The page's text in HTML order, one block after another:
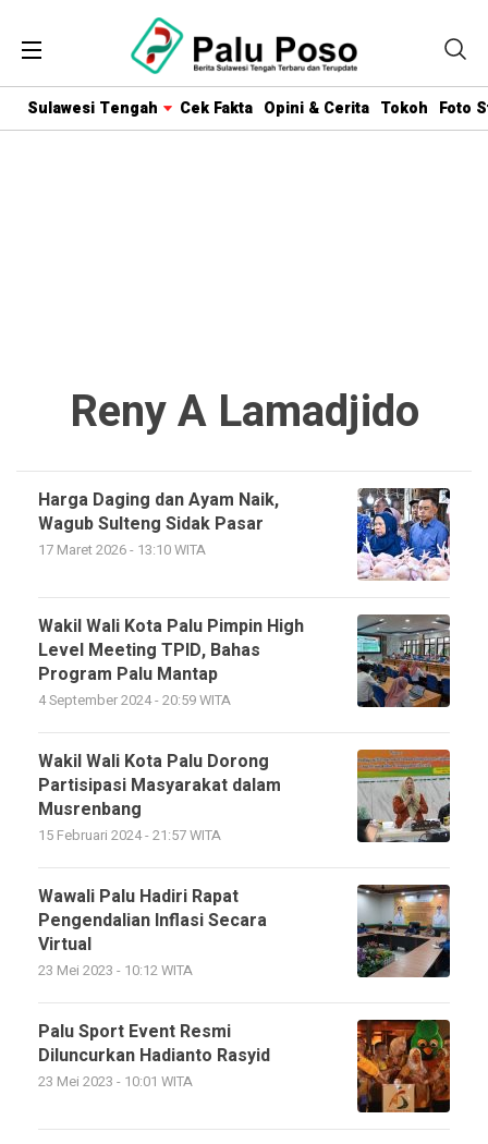
Sulawesi Tengah Cek Fakta Opini & Cerita Tokoh Foto
Reny A Lamadjido
Harga Daging dan Ayam Naik,
Wagub Sulteng Sidak Pasar
17 Maret 2026 - 13:10 WITA
Wakil Wali Kota Palu Pimpin High
Level Meeting TPID, Bahas
Program Palu Mantap
4 September 2024 - 20:59 WITA
Wakil Wali Kota Palu Dorong
Partisipasi Masyarakat dalam
Musrenbang
15 Februari 2024 - 21:57 WITA
Wawali Palu Hadiri Rapat
Pengendalian Inflasi Secara
Virtual
23 Mei 2023 - 10:12 WITA
Palu Sport Event Resmi
Diluncurkan Hadianto Rasyid
23 Mei 2023 - 10:01 WITA